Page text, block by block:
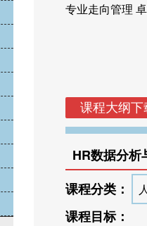
专业走向管理
HR数据分析
课程分类：
课程目标：